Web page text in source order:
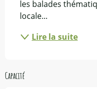
les balades
locale...
Lire la suite
Capacité